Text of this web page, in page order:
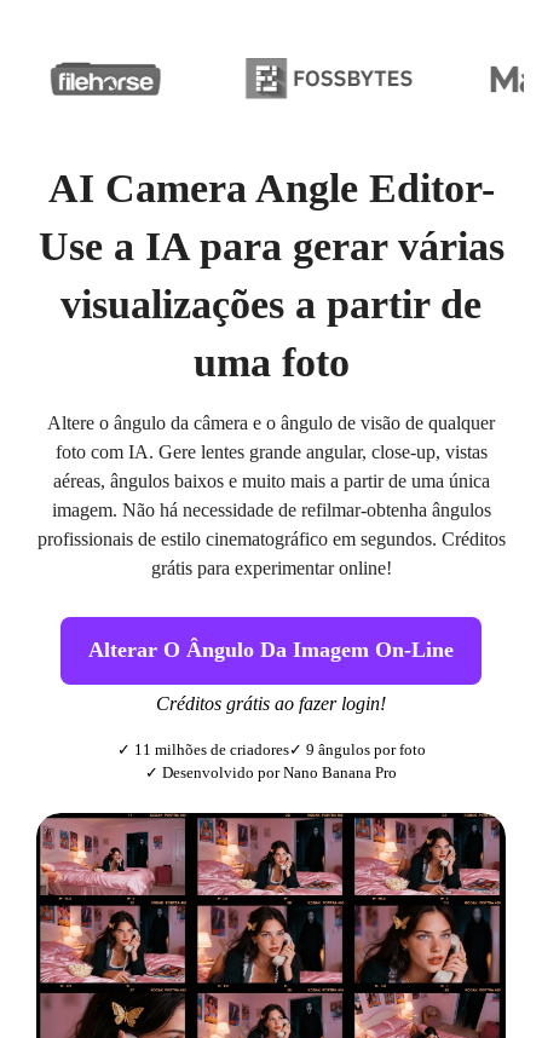
AI Camera Angle Editor-
Use a IA para gerar várias
visualizações a partir de
uma foto
Altere o ângulo da câmera e o ângulo de visão de qualquer
foto com IA. Gere lentes grande angular, close-up, vistas
aéreas, ângulos baixos e muito mais a partir de uma única
imagem. Não há necessidade de refilmar-obtenha ângulos
profissionais de estilo cinematográfico em segundos. Créditos
grátis para experimentar online!
Alterar O Ângulo Da Imagem On-Line
Créditos grátis ao fazer login!
✓ 11 milhões de criadores✓ 9 ângulos por foto
✓ Desenvolvido por Nano Banana Pro